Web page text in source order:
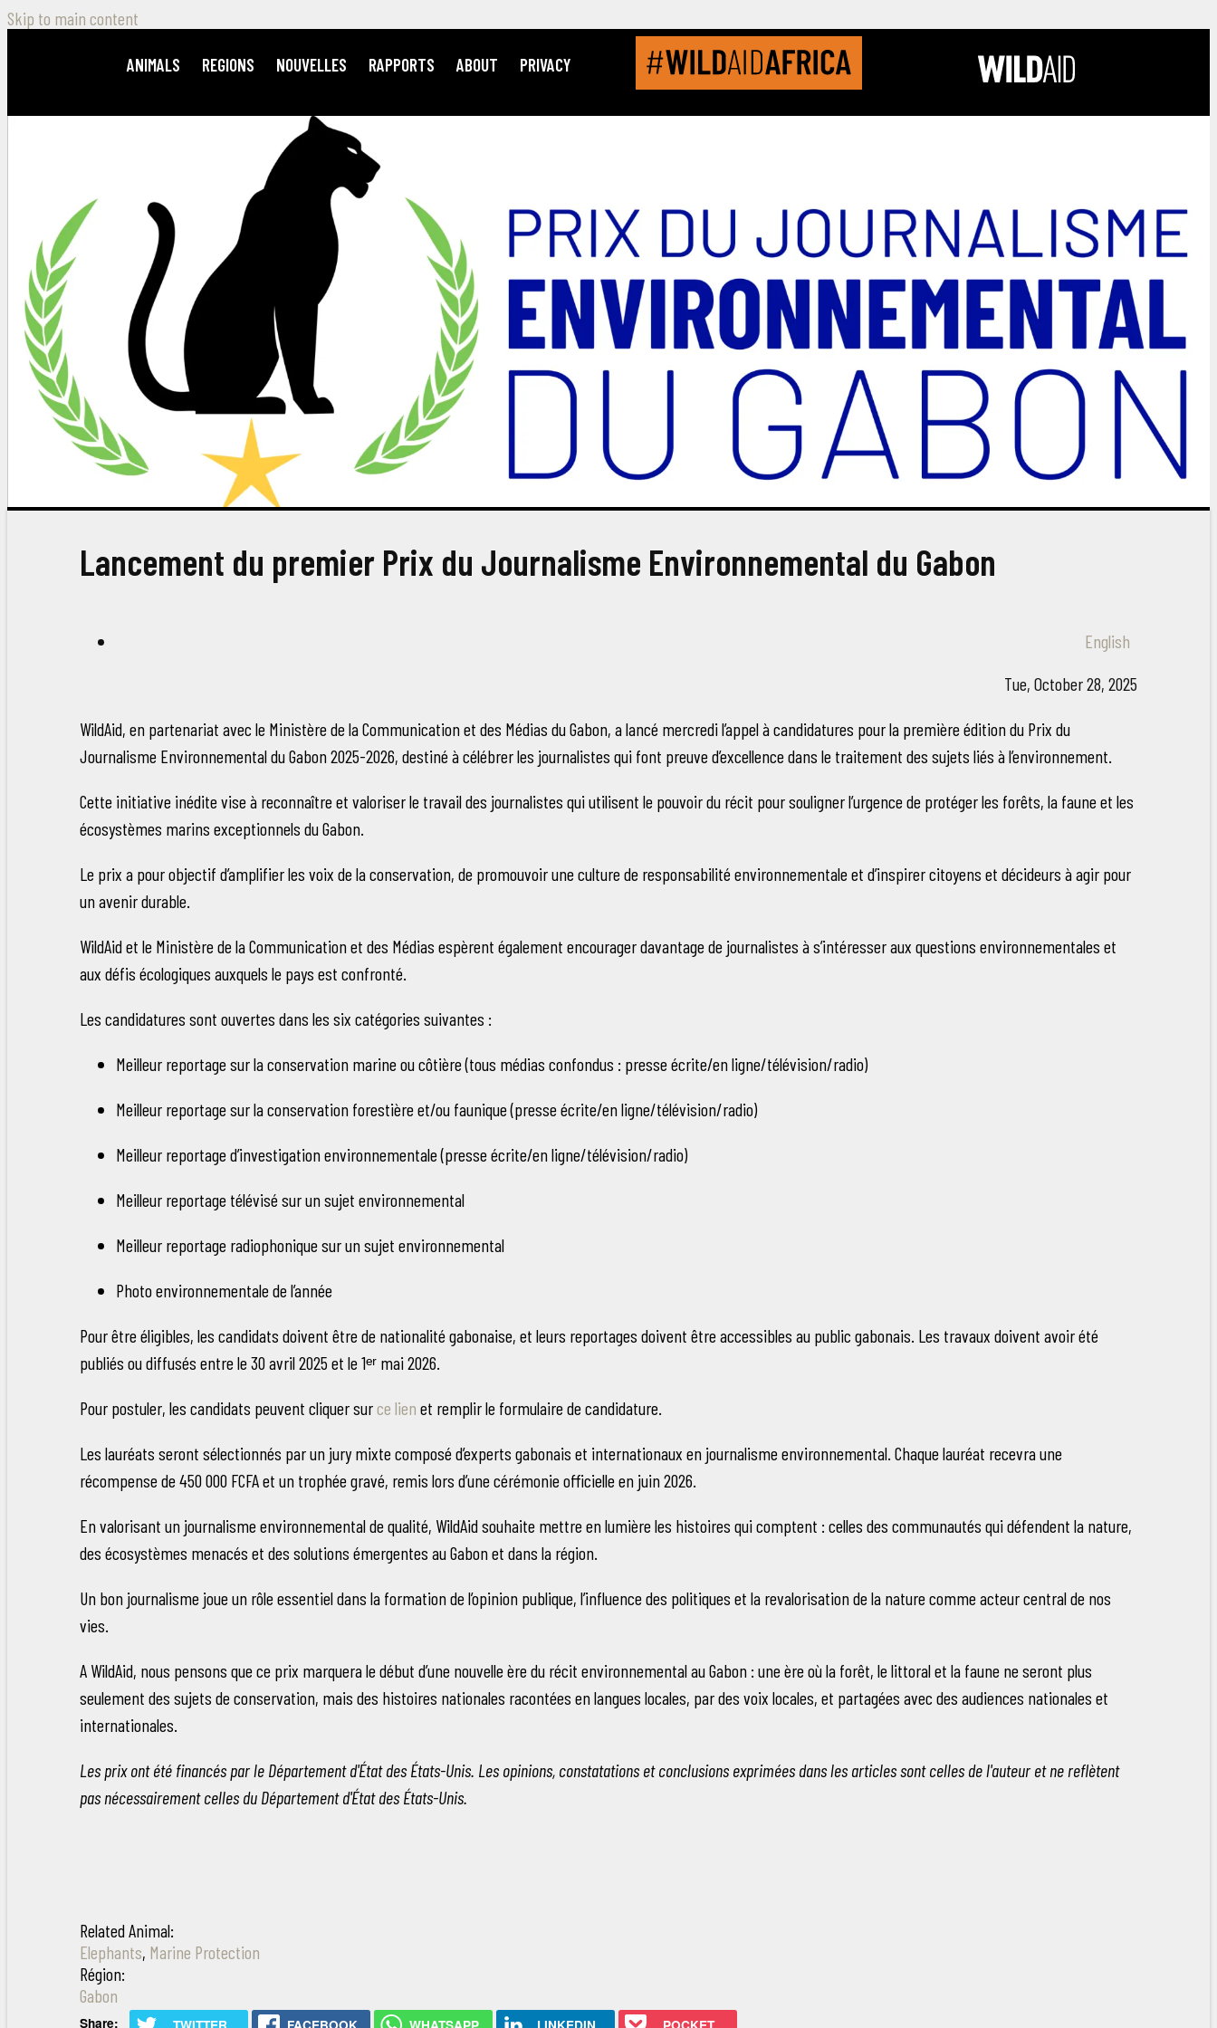
Skip to main content
ANIMALS REGIONS NOUVELLES RAPPORTS ABOUT PRIVACY
Lancement du premier Prix du Journalisme Environnemental du Gabon
English
Tue, October 28, 2025
WildAid, en partenariat avec le Ministère de la Communication et des Médias du Gabon, a lancé mercredi l’appel à candidatures pour la première édition du Prix du
Journalisme Environnemental du Gabon 2025-2026, destiné à célébrer les journalistes qui font preuve d’excellence dans le traitement des sujets liés à l’environnement.
Cette initiative inédite vise à reconnaître et valoriser le travail des journalistes qui utilisent le pouvoir du récit pour souligner l’urgence de protéger les forêts, la faune et les
écosystèmes marins exceptionnels du Gabon.
Le prix a pour objectif d’amplifier les voix de la conservation, de promouvoir une culture de responsabilité environnementale et d’inspirer citoyens et décideurs à agir pour
un avenir durable.
WildAid et le Ministère de la Communication et des Médias espèrent également encourager davantage de journalistes à s’intéresser aux questions environnementales et
aux défis écologiques auxquels le pays est confronté.
Les candidatures sont ouvertes dans les six catégories suivantes :
Meilleur reportage sur la conservation marine ou côtière (tous médias confondus : presse écrite/en ligne/télévision/radio)
Meilleur reportage sur la conservation forestière et/ou faunique (presse écrite/en ligne/télévision/radio)
Meilleur reportage d’investigation environnementale (presse écrite/en ligne/télévision/radio)
Meilleur reportage télévisé sur un sujet environnemental
Meilleur reportage radiophonique sur un sujet environnemental
Photo environnementale de l’année
Pour être éligibles, les candidats doivent être de nationalité gabonaise, et leurs reportages doivent être accessibles au public gabonais. Les travaux doivent avoir été
publiés ou diffusés entre le 30 avril 2025 et le 1ᵉʳ mai 2026.
Pour postuler, les candidats peuvent cliquer surce lien et remplir le formulaire de candidature.
Les lauréats seront sélectionnés par un jury mixte composé d’experts gabonais et internationaux en journalisme environnemental. Chaque lauréat recevra une
récompense de 450 000 FCFA et un trophée gravé, remis lors d’une cérémonie officielle en juin 2026.
En valorisant un journalisme environnemental de qualité, WildAid souhaite mettre en lumière les histoires qui comptent : celles des communautés qui défendent la nature,
des écosystèmes menacés et des solutions émergentes au Gabon et dans la région.
Un bon journalisme joue un rôle essentiel dans la formation de l’opinion publique, l’influence des politiques et la revalorisation de la nature comme acteur central de nos
vies.
A WildAid, nous pensons que ce prix marquera le début d’une nouvelle ère du récit environnemental au Gabon : une ère où la forêt, le littoral et la faune ne seront plus
seulement des sujets de conservation, mais des histoires nationales racontées en langues locales, par des voix locales, et partagées avec des audiences nationales et
internationales.
Les prix ont été financés par le Département d'État des États-Unis. Les opinions, constatations et conclusions exprimées dans les articles sont celles de l'auteur et ne reflètent
pas nécessairement celles du Département d'État des États-Unis.
Related Animal:
Elephants, Marine Protection
Région:
Gabon
Share: TWITTER FACEBOOK WHATSAPP LINKEDIN POCKET